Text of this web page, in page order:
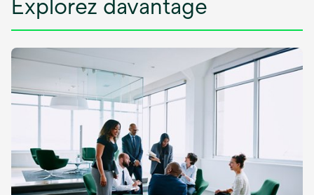
Explorez davantage